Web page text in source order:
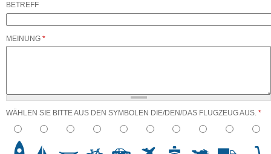
BETREFF
MEINUNG *
WÄHLEN SIE BITTE AUS DEN SYMBOLEN DIE/DEN/DAS FLUGZEUG AUS. *